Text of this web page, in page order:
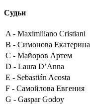
Судьи
A - Maximiliano Cristiani
B - Симонова Екатерина
C - Майоров Артем
D - Laura D’Anna
E - Sebastián Acosta
F - Самойлова Евгения
G - Gaspar Godoy